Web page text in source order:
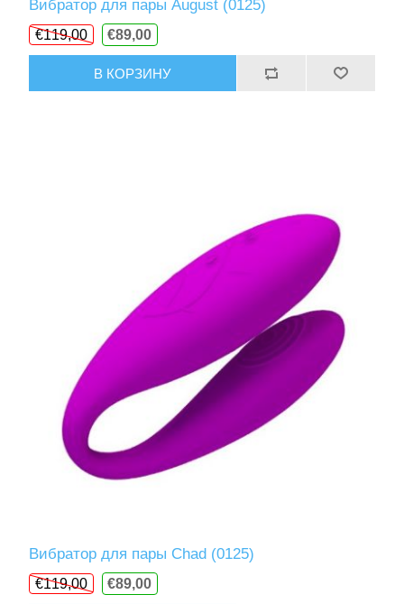
Вибратор для пары August (0125)
€119,00 €89,00
В КОРЗИНУ
Вибратор для пары Chad (0125)
€119,00 €89,00